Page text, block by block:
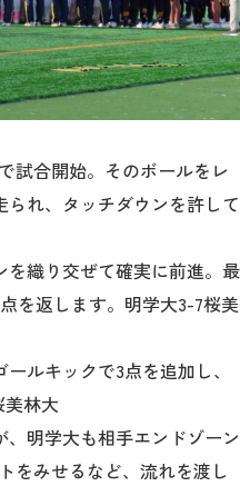
サイト
試合開始。そのボールをレ
れ、タッチダウンを許して
織り交ぜて確実に前進。最
を返します。明学大3-7桜美
ルキックで3点を追加し、
林大
明学大も相手エンドゾーン
をみせるなど、流れを渡し